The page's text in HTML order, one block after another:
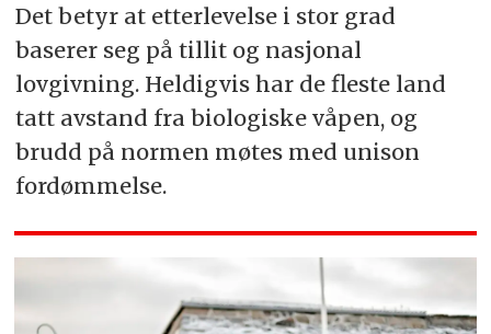
Det betyr at etterlevelse i stor grad
baserer seg på tillit og nasjonal
lovgivning. Heldigvis har de fleste land
tatt avstand fra biologiske våpen, og
brudd på normen møtes med unison
fordømmelse.